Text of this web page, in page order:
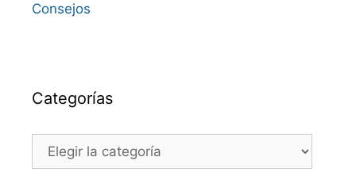
Consejos
Categorías
Categorías